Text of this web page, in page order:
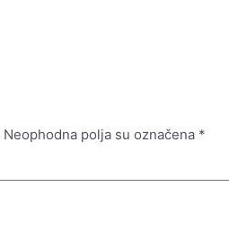
Neophodna polja su označena *